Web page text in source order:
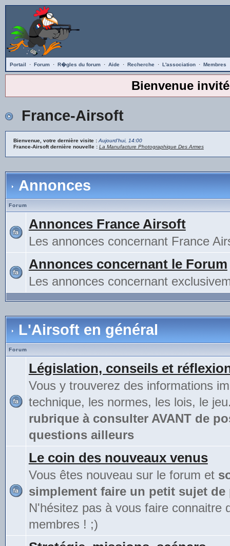
Portail · Forum · R�gles du forum · Aide · Recherche · L'association · Membres
Bienvenue invité
France-Airsoft
Bienvenue, votre dernière visite : Aujourd'hui, 14:00
France-Airsoft dernière nouvelle : La Manufacture Photographique Des Armes
Annonces
Forum
Annonces France Airsoft
Les annonces concernant France
Annonces concernant le Forum
Les annonces concernant
L'Airsoft en général
Forum
Législation, conseils et
Vous y trouverez des informations
technique, les normes, les lois, le
rubrique à consulter AVANT de
questions ailleurs
Le coin des nouveaux venus
Vous êtes nouveau sur le forum et
simplement faire un petit sujet
N'hésitez pas à vous faire connaitre
membres ! ;)